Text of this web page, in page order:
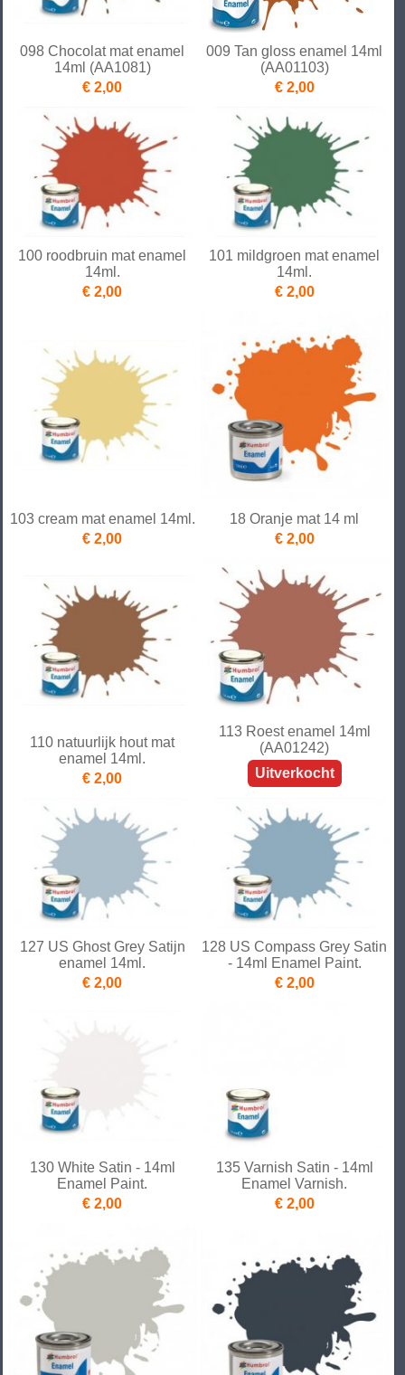
098 Chocolat mat enamel
14ml (AA1081)
€ 2,00
009 Tan gloss enamel 14ml
(AA01103)
€ 2,00
100 roodbruin mat enamel
14ml.
€ 2,00
101 mildgroen mat enamel
14ml.
€ 2,00
103 cream mat enamel 14ml.
€ 2,00
18 Oranje mat 14 ml
€ 2,00
110 natuurlijk hout mat
enamel 14ml.
€ 2,00
113 Roest enamel 14ml
(AA01242)
Uitverkocht
127 US Ghost Grey Satijn
enamel 14ml.
€ 2,00
128 US Compass Grey Satin
- 14ml Enamel Paint.
€ 2,00
130 White Satin - 14ml
Enamel Paint.
€ 2,00
135 Varnish Satin - 14ml
Enamel Varnish.
€ 2,00